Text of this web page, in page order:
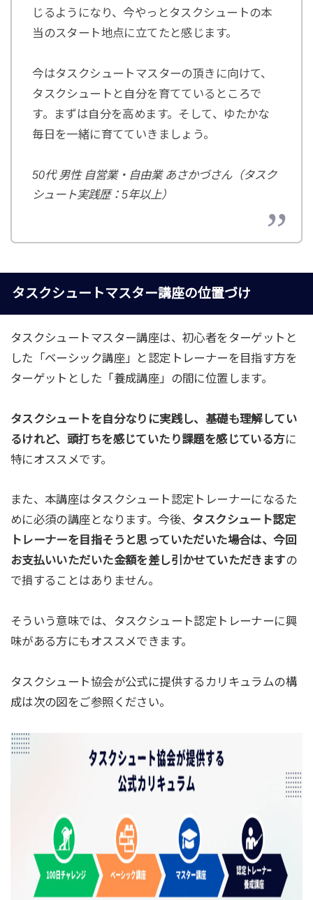
じるようになり、今やっとタスクシュートの本
当のスタート地点に立てたと感じます。
今はタスクシュートマスターの頂きに向けて、
タスクシュートと自分を育てているところで
す。まずは自分を高めます。そして、ゆたかな
毎日を一緒に育てていきましょう。
50代 男性 自営業・自由業 あさかづさん（タスク
シュート実践歴：5年以上）
タスクシュートマスター講座の位置づけ
タスクシュートマスター講座は、初心者をターゲットと
した「ベーシック講座」と認定トレーナーを目指す方を
ターゲットとした「養成講座」の間に位置します。
タスクシュートを自分なりに実践し、基礎も理解してい
るけれど、頭打ちを感じていたり課題を感じている方に
特にオススメです。
また、本講座はタスクシュート認定トレーナーになるた
めに必須の講座となります。今後、 タスクシュート認定
トレーナーを目指そうと思っていただいた場合は、今回
お支払いいただいた金額を差し引かせていただきますの
で損することはありません。
そういう意味では、タスクシュート認定トレーナーに興
味がある方にもオススメできます。
タスクシュート協会が公式に提供するカリキュラムの構
成は次の図をご参照ください。